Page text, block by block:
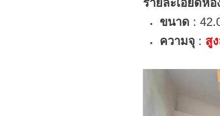
ขนาด :
ความจุ : สู